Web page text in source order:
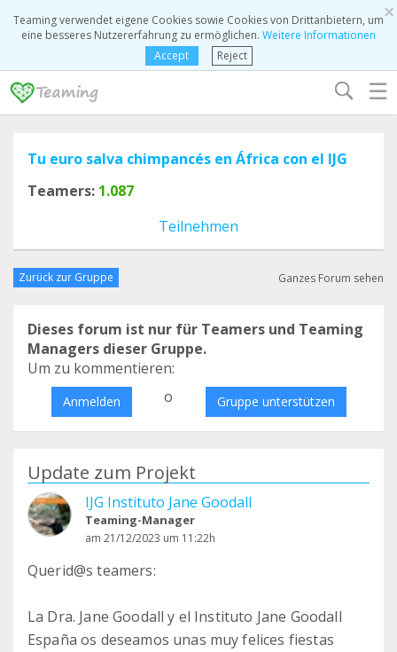
×
Teaming verwendet eigene Cookies sowie Cookies von Drittanbietern, um
eine besseres Nutzererfahrung zu ermöglichen. Weitere Informationen
Accept
Reject
☰
Tu euro salva chimpancés en África con el IJG
Teamers: 1.087
Teilnehmen
Zurück zur Gruppe Ganzes Forum sehen
Dieses forum ist nur für Teamers und Teaming
Managers dieser Gruppe.
Um zu kommentieren:
Anmelden o Gruppe unterstützen
Update zum Projekt
IJG Instituto Jane Goodall
Teaming-Manager
am 21/12/2023 um 11:22h
Querid@s teamers:
La Dra. Jane Goodall y el Instituto Jane Goodall
España os deseamos unas muy felices fiestas